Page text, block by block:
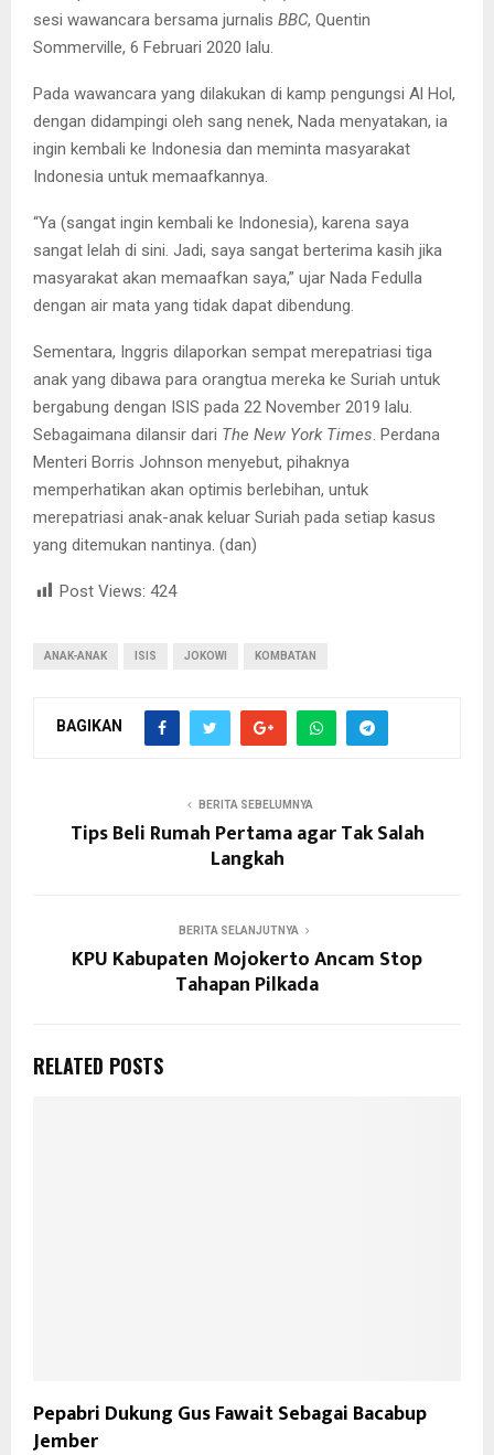
sesi wawancara bersama jurnalis BBC, Quentin
Sommerville, 6 Februari 2020 lalu.
Pada wawancara yang dilakukan di kamp pengungsi Al Hol,
dengan didampingi oleh sang nenek, Nada menyatakan, ia
ingin kembali ke Indonesia dan meminta masyarakat
Indonesia untuk memaafkannya.
“Ya (sangat ingin kembali ke Indonesia), karena saya
sangat lelah di sini. Jadi, saya sangat berterima kasih jika
masyarakat akan memaafkan saya,” ujar Nada Fedulla
dengan air mata yang tidak dapat dibendung.
Sementara, Inggris dilaporkan sempat merepatriasi tiga
anak yang dibawa para orangtua mereka ke Suriah untuk
bergabung dengan ISIS pada 22 November 2019 lalu.
Sebagaimana dilansir dari The New York Times . Perdana
Menteri Borris Johnson menyebut, pihaknya
memperhatikan akan optimis berlebihan, untuk
merepatriasi anak-anak keluar Suriah pada setiap kasus
yang ditemukan nantinya. (dan)
Post Views: 424
ANAK-ANAK ISIS JOKOWI KOMBATAN
BAGIKAN
BERITA SEBELUMNYA
Tips Beli Rumah Pertama agar Tak Salah
Langkah
BERITA SELANJUTNYA
KPU Kabupaten Mojokerto Ancam Stop
Tahapan Pilkada
RELATED POSTS
Pepabri Dukung Gus Fawait Sebagai Bacabup
Jember